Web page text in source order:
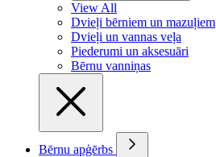
View All
Dvieļi bērniem un mazuļiem
Dvieļi un vannas veļa
Piederumi un aksesuāri
Bērnu vanniņas
Bērnu apģērbs